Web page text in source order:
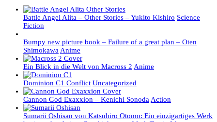
Battle Angel Alita – Other Stories – Yukito Kishiro Science
Fiction
Bumpy new picture book – Failure of a great plan – Oten
ShimokawaAnime
Ein Blick in die Welt von Macross 2 Anime
Dominion C1 Conflict Uncategorized
Cannon God Exaxxion – Kenichi SonodaAction
Sumarii Oshisan von Katsuhiro Otomo: Ein einzigartiges Werk